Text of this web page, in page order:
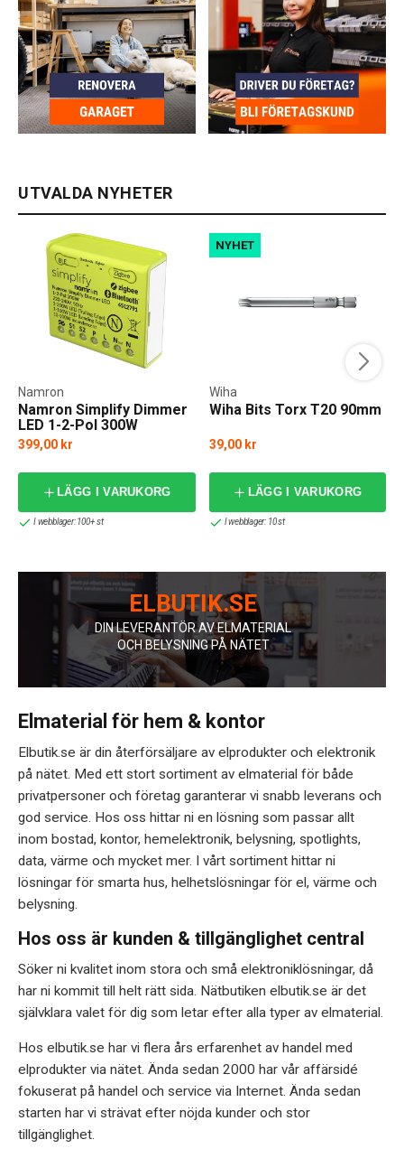
UTVALDA NYHETER
Namron Simplify Dimmer
LED 1-2-Pol 300W
Namron
399,00 kr
LÄGG I VARUKORG
I webblager: 100+ st
NYHET
Wiha Bits Torx T20 90mm
Wiha
39,00 kr
LÄGG I VARUKORG
I webblager: 10 st
ELBUTIK.SE
DIN LEVERANTÖR AV ELMATERIAL
OCH BELYSNING PÅ NÄTET
Elmaterial för hem & kontor
Elbutik.se är din återförsäljare av elprodukter och elektronik
på nätet. Med ett stort sortiment av elmaterial för både
privatpersoner och företag garanterar vi snabb leverans och
god service. Hos oss hittar ni en lösning som passar allt
inom bostad, kontor, hemelektronik, belysning, spotlights,
data, värme och mycket mer. I vårt sortiment hittar ni
lösningar för smarta hus, helhetslösningar för el, värme och
belysning.
Hos oss är kunden & tillgänglighet central
Söker ni kvalitet inom stora och små elektroniklösningar, då
har ni kommit till helt rätt sida. Nätbutiken elbutik.se är det
självklara valet för dig som letar efter alla typer av elmaterial.
Hos elbutik.se har vi flera års erfarenhet av handel med
elprodukter via nätet. Ända sedan 2000 har vår affärsidé
fokuserat på handel och service via Internet. Ända sedan
starten har vi strävat efter nöjda kunder och stor
tillgänglighet.